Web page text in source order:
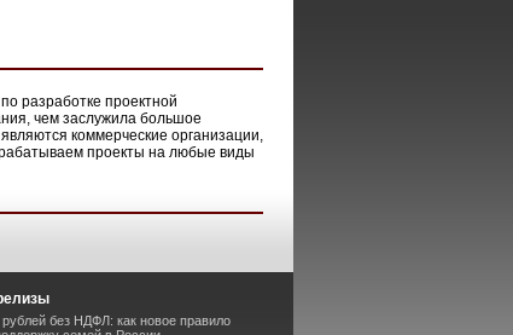
разработке проектной
чем заслужила большое
коммерческие организации,
проекты на любые виды
без НДФЛ: как новое правило